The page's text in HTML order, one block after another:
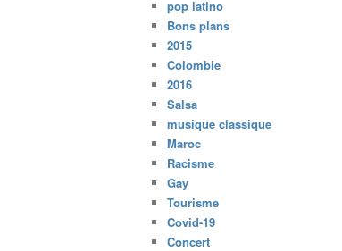
pop latino
Bons plans
2015
Colombie
2016
Salsa
musique classique
Maroc
Racisme
Gay
Tourisme
Covid-19
Concert